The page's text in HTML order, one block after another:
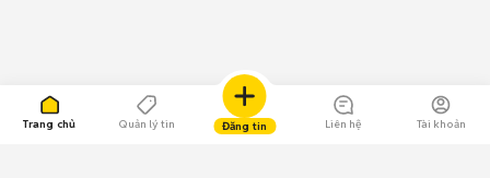
Trang chủ Quản lý tin Đăng tin Liên hệ Tài khoản